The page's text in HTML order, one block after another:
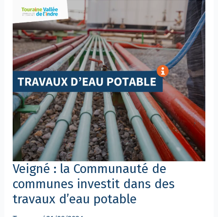
Veigné : la Communauté de
communes investit dans des
travaux d’eau potable
la
Communauté
de
communes
investit
dans
des
travaux
d’eau
potable